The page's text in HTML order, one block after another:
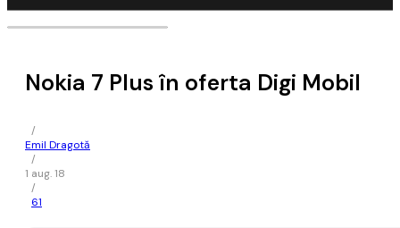
Nokia 7 Plus în oferta Digi Mobil
/
Emil Dragotă
/
1 aug. 18
/
61